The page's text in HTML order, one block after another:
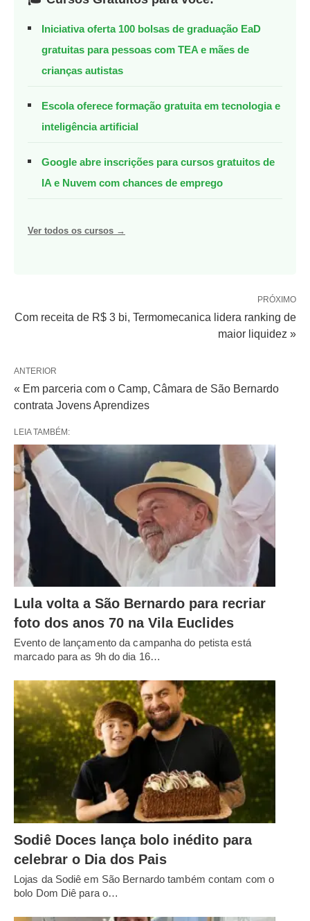
Iniciativa oferta 100 bolsas de graduação EaD
gratuitas para pessoas com TEA e mães de
crianças autistas
Escola oferece formação gratuita em tecnologia e
inteligência artificial
Google abre inscrições para cursos gratuitos de
IA e Nuvem com chances de emprego
Ver todos os cursos →
PRÓXIMO
Com receita de R$ 3 bi, Termomecanica lidera ranking de
maior liquidez »
ANTERIOR
« Em parceria com o Camp, Câmara de São Bernardo
contrata Jovens Aprendizes
LEIA TAMBÉM:
Lula volta a São Bernardo para recriar
foto dos anos 70 na Vila Euclides
Evento de lançamento da campanha do petista está
marcado para as 9h do dia 16…
Sodiê Doces lança bolo inédito para
celebrar o Dia dos Pais
Lojas da Sodiê em São Bernardo também contam com o
bolo Dom Diê para o…